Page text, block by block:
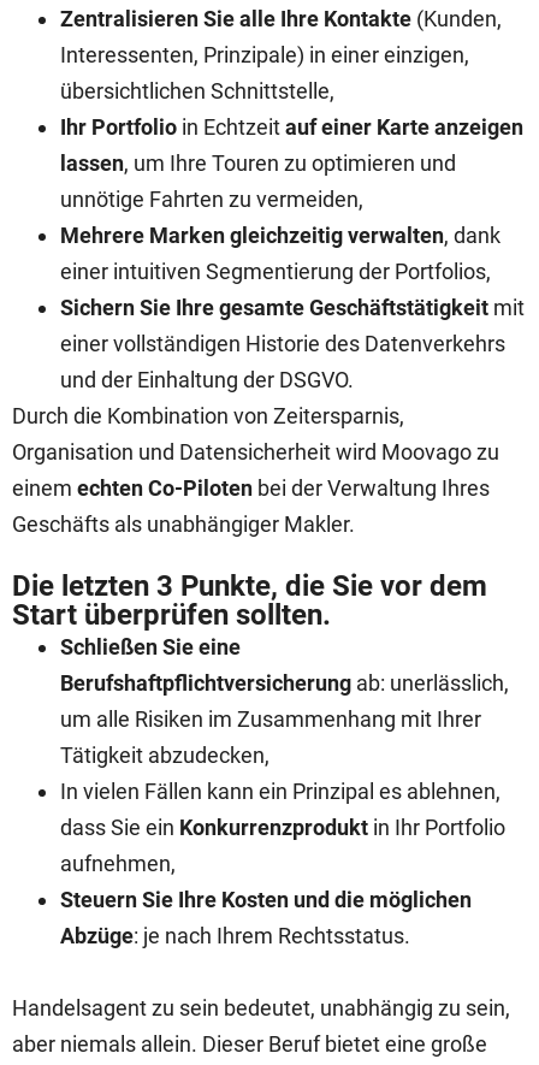
Zentralisieren Sie alle Ihre Kontakte (Kunden,
Interessenten, Prinzipale) in einer einzigen,
übersichtlichen Schnittstelle,
Ihr Portfolio in Echtzeitauf einer Karte anzeigen
lassen, um Ihre Touren zu optimieren und
unnötige Fahrten zu vermeiden,
Mehrere Marken gleichzeitig verwalten, dank
einer intuitiven Segmentierung der Portfolios,
Sichern Sie Ihre gesamte Geschäftstätigkeit mit
einer vollständigen Historie des Datenverkehrs
und der Einhaltung der DSGVO.
Durch die Kombination von Zeitersparnis,
Organisation und Datensicherheit wird Moovago zu
einem echten Co-Piloten bei der Verwaltung Ihres
Geschäfts als unabhängiger Makler.
Die letzten 3 Punkte, die Sie vor dem
Start überprüfen sollten.
Schließen Sie eine
Berufshaftpflichtversicherung ab: unerlässlich,
um alle Risiken im Zusammenhang mit Ihrer
Tätigkeit abzudecken,
In vielen Fällen kann ein Prinzipal es ablehnen,
dass Sie ein Konkurrenzprodukt in Ihr Portfolio
aufnehmen,
Steuern Sie Ihre Kosten und die möglichen
Abzüge: je nach Ihrem Rechtsstatus.
Handelsagent zu sein bedeutet, unabhängig zu sein,
aber niemals allein. Dieser Beruf bietet eine große